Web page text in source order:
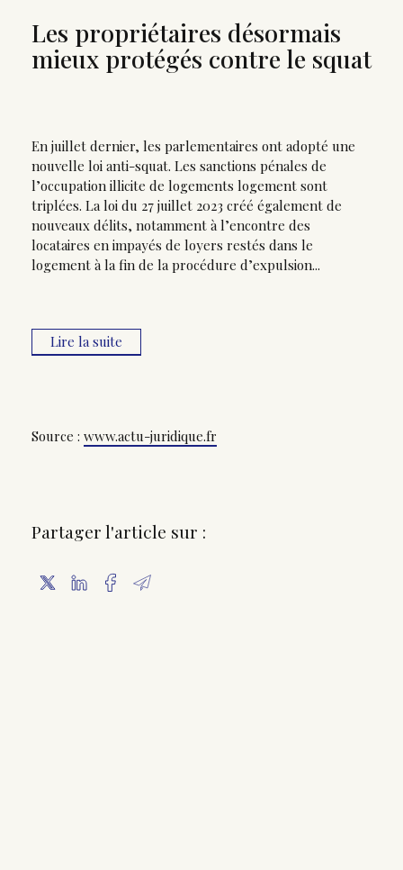
Les propriétaires désormais
mieux protégés contre le squat
Source : www.actu-juridique.fr
En juillet dernier, les parlementaires ont adopté une
nouvelle loi anti-squat. Les sanctions pénales de
l’occupation illicite de logements logement sont
triplées. La loi du 27 juillet 2023 créé également de
nouveaux délits, notamment à l’encontre des
locataires en impayés de loyers restés dans le
logement à la fin de la procédure d’expulsion...
Lire la suite